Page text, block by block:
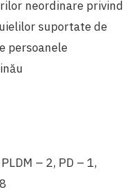
neordinare privind
suportate de
persoanele
– 2, PD – 1,